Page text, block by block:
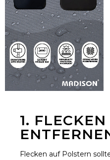
1. FLECKEN
Flecken auf Polstern